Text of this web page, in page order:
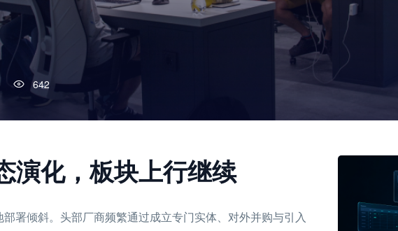
642
演化，板块上行继续
署倾斜。头部厂商频繁通过成立专门实体、对外并购与引入